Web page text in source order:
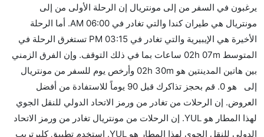
يرغبون في السفر من إلى مونتريال إن الرحلة الأولى من إلى
مونتريال هي طيران كندا والتي تغادر في 06:00 AM. أما الرحلة
الأخيرة هي الإيبيرية والتي تغادر في 03:15 PM تستغرق الرحلة في
المتوسط 02h 07m ساعات بما في ذلك التوقف. وإن الفرق الزمني
بين هاتين المدينتين هو 02h 30m وأرخص يوم للسفر من مونتريال
إلى هو 0. قم بحجز تذاكرك قبل 90 يوماً للاستفادة من أفضل
العروض. إن الرحلات من تغادر من ورمز الاتحاد الدولي للنقل الجوي
لهذا المطار هو YUL. إن الرحلات من مونتريال تغادر من ورمز الاتحاد
الدولي للنقل الجوي لهذا المطار هو YUL. استخدم تطبيق كليرتريب